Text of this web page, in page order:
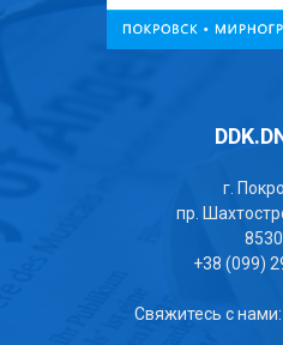
г.
пр.
+38 (099)
Свяжитесь с нами: